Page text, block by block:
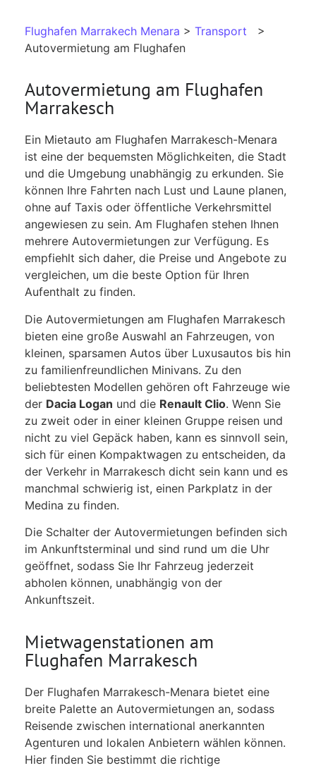
Flughafen Marrakech Menara > Transport >
Autovermietung am Flughafen
Autovermietung am Flughafen
Marrakesch
Ein Mietauto am Flughafen Marrakesch-Menara
ist eine der bequemsten Möglichkeiten, die Stadt
und die Umgebung unabhängig zu erkunden. Sie
können Ihre Fahrten nach Lust und Laune planen,
ohne auf Taxis oder öffentliche Verkehrsmittel
angewiesen zu sein. Am Flughafen stehen Ihnen
mehrere Autovermietungen zur Verfügung. Es
empfiehlt sich daher, die Preise und Angebote zu
vergleichen, um die beste Option für Ihren
Aufenthalt zu finden.
Die Autovermietungen am Flughafen Marrakesch
bieten eine große Auswahl an Fahrzeugen, von
kleinen, sparsamen Autos über Luxusautos bis hin
zu familienfreundlichen Minivans. Zu den
beliebtesten Modellen gehören oft Fahrzeuge wie
der Dacia Logan und die Renault Clio. Wenn Sie
zu zweit oder in einer kleinen Gruppe reisen und
nicht zu viel Gepäck haben, kann es sinnvoll sein,
sich für einen Kompaktwagen zu entscheiden, da
der Verkehr in Marrakesch dicht sein kann und es
manchmal schwierig ist, einen Parkplatz in der
Medina zu finden.
Die Schalter der Autovermietungen befinden sich
im Ankunftsterminal und sind rund um die Uhr
geöffnet, sodass Sie Ihr Fahrzeug jederzeit
abholen können, unabhängig von der
Ankunftszeit.
Mietwagenstationen am
Flughafen Marrakesch
Der Flughafen Marrakesch-Menara bietet eine
breite Palette an Autovermietungen an, sodass
Reisende zwischen international anerkannten
Agenturen und lokalen Anbietern wählen können.
Hier finden Sie bestimmt die richtige